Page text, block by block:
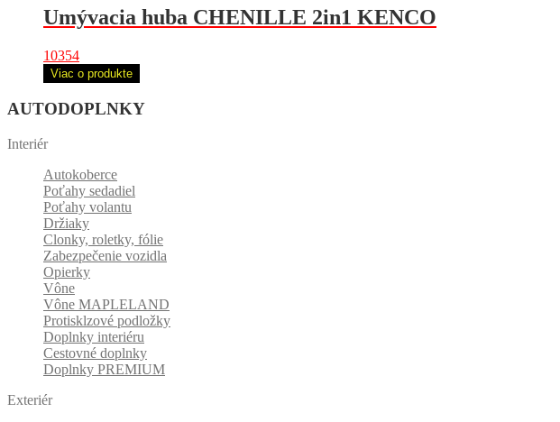
Umývacia huba CHENILLE 2in1 KENCO
10354
Viac o produkte
AUTODOPLNKY
Interiér
Autokoberce
Poťahy sedadiel
Poťahy volantu
Držiaky
Clonky, roletky, fólie
Zabezpečenie vozidla
Opierky
Vône
Vône MAPLELAND
Protisklzové podložky
Doplnky interiéru
Cestovné doplnky
Doplnky PREMIUM
Exteriér